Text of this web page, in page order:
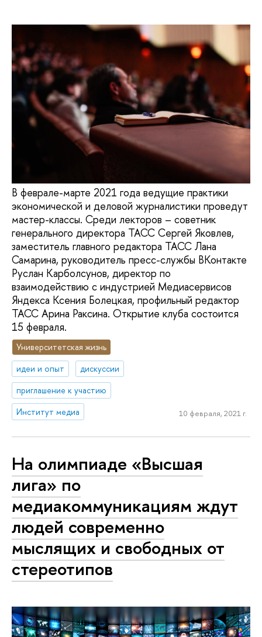
В феврале-марте 2021 года ведущие практики
экономической и деловой журналистики проведут
мастер-классы. Среди лекторов – советник
генерального директора ТАСС Сергей Яковлев,
заместитель главного редактора ТАСС Лана
Самарина, руководитель пресс-службы ВКонтакте
Руслан Карболсунов, директор по
взаимодействию с индустрией Медиасервисов
Яндекса Ксения Болецкая, профильный редактор
ТАСС Арина Раксина. Открытие клуба состоится
15 февраля.
Университетская жизнь
идеи и опыт
дискуссии
приглашение к участию
Институт медиа
10 февраля, 2021 г.
На олимпиаде «Высшая
лига» по
медиакоммуникациям ждут
людей современно
мыслящих и свободных от
стереотипов